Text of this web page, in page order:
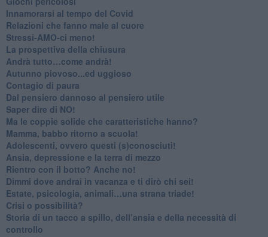
Innamorarsi al tempo del Covid
​Relazioni che fanno male al cuore
​Stressi-AMO-ci meno!
​La prospettiva della chiusura
​Andrà tutto…come andrà!
Autunno piovoso...ed uggioso
​Contagio di paura
​Dal pensiero dannoso al pensiero utile
​Saper dire di NO!
​Ma le coppie solide che caratteristiche hanno?
​Mamma, babbo ritorno a scuola!
Adolescenti, ovvero questi (s)conosciuti!
Ansia, depressione e la terra di mezzo
​Rientro con il botto? Anche no!
Dimmi dove andrai in vacanza e ti dirò chi sei!
​Estate, psicologia, animali…una strana triade!
​Crisi o possibilità?
​Storia di un tacco a spillo, dell’ansia e della necessità di
controllo